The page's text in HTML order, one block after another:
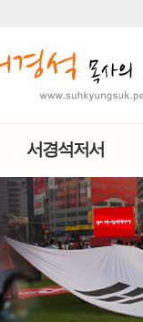
서경석저서